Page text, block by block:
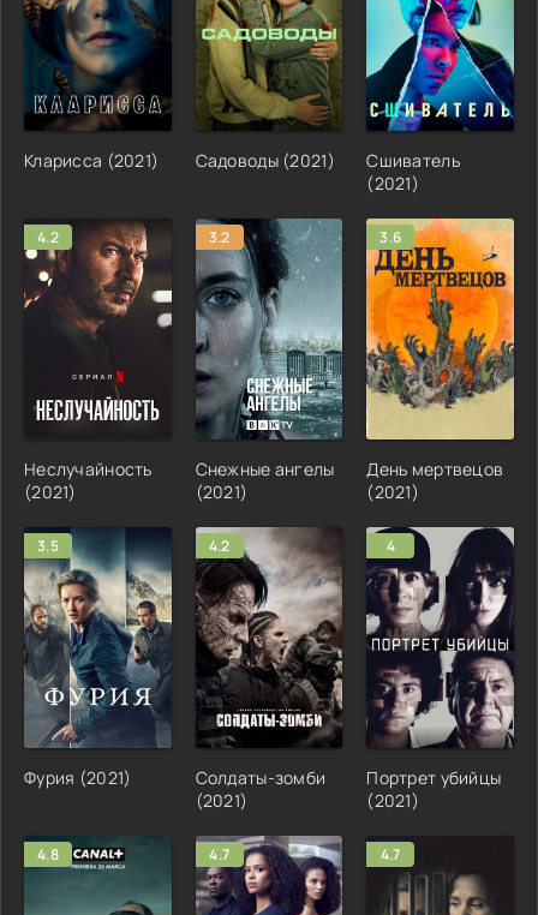
Кларисса (2021) Садоводы (2021)
Сшиватель
(2021)
4.2
Неслучайность
(2021)
3.2
Снежные ангелы
(2021)
3.6
День мертвецов
(2021)
3.5
Фурия (2021)
4.2
Солдаты-зомби
(2021)
4
Портрет убийцы
(2021)
4.8 4.7 4.7